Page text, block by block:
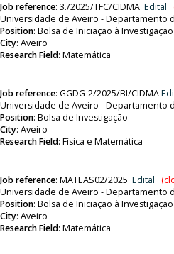
Job reference: 3./2025/TFC/CIDMA Edital
Universidade de Aveiro - Departamento
Position: Bolsa de Iniciação à Investigação
City: Aveiro
Research Field: Matemática
Job reference: GGDG-2/2025/BI/CIDMA
Universidade de Aveiro - Departamento
Position: Bolsa de Investigação
City: Aveiro
Research Field: Física e Matemática
Job reference: MATEAS02/2025 Edital
Universidade de Aveiro - Departamento
Position: Bolsa de Iniciação à Investigação
City: Aveiro
Research Field: Matemática